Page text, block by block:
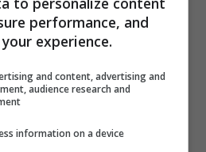
seu lugar no
os requisitos frequentemente
gráfico, conhecimento
performance, and
experience.
and content, advertising and
audience research and
information on a device